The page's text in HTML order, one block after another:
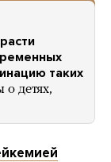
таких
детях,